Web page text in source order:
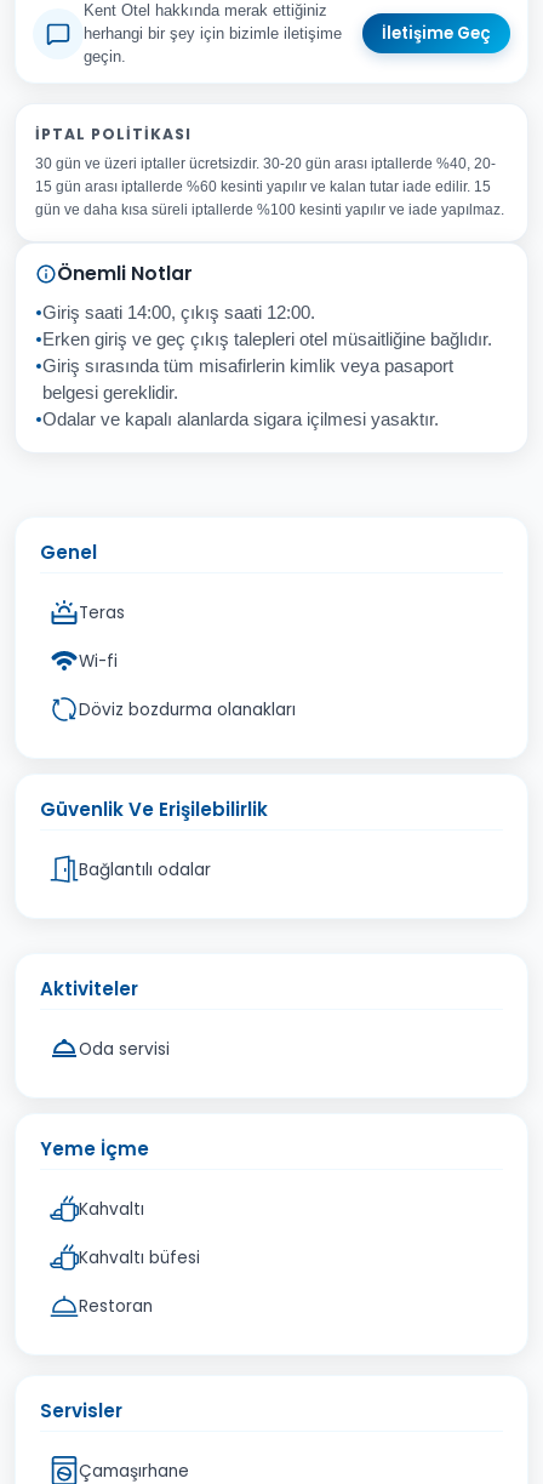
Kent Otel hakkında merak ettiğiniz
herhangi bir şey için bizimle iletişime
geçin.
İletişime Geç
Adınız Soyadınız
E-posta Adresiniz
Konu
Sorunuz
İptal Gönder
İPTAL POLITIKASI
30 gün ve üzeri iptaller ücretsizdir. 30-20 gün arası iptallerde %40, 20-
15 gün arası iptallerde %60 kesinti yapılır ve kalan tutar iade edilir. 15
gün ve daha kısa süreli iptallerde %100 kesinti yapılır ve iade yapılmaz.
Önemli Notlar
Giriş saati 14:00, çıkış saati 12:00.
Erken giriş ve geç çıkış talepleri otel müsaitliğine bağlıdır.
Giriş sırasında tüm misafirlerin kimlik veya pasaport
belgesi gereklidir.
Odalar ve kapalı alanlarda sigara içilmesi yasaktır.
Genel
Teras
Wi-fi
Döviz bozdurma olanakları
Güvenlik Ve Erişilebilirlik
Bağlantılı odalar
Aktiviteler
Oda servisi
Yeme İçme
Kahvaltı
Kahvaltı büfesi
Restoran
Servisler
Çamaşırhane